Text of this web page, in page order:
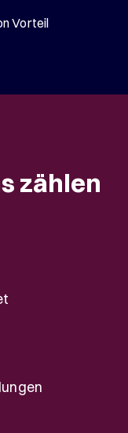
Vorteil
zählen